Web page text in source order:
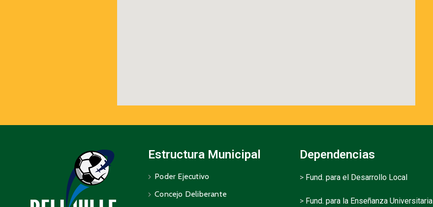
Estructura Municipal
Poder Ejecutivo
Concejo Deliberante
Dependencias
> Fund. para el Desarrollo Local
> Fund. para la Enseñanza Universitaria